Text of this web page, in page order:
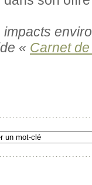
« Carnet